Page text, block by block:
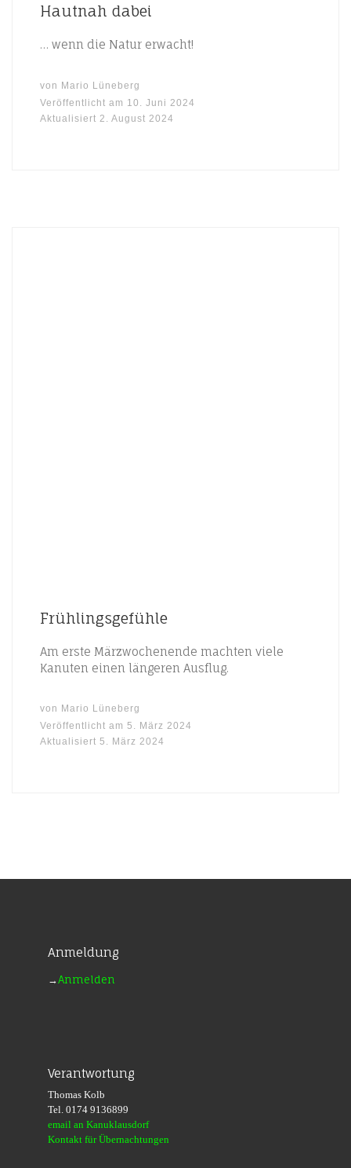
Hautnah dabei
… wenn die Natur erwacht!
von Mario Lüneberg
Veröffentlicht am 10. Juni 2024
Aktualisiert2. August 2024
Frühlingsgefühle
Am erste Märzwochenende machten viele
Kanuten einen längeren Ausflug.
von Mario Lüneberg
Veröffentlicht am5. März 2024
Aktualisiert5. März 2024
Anmeldung
→Anmelden
Verantwortung
Thomas Kolb
Tel. 0174 9136899
email an Kanuklausdorf
Kontakt für Übernachtungen